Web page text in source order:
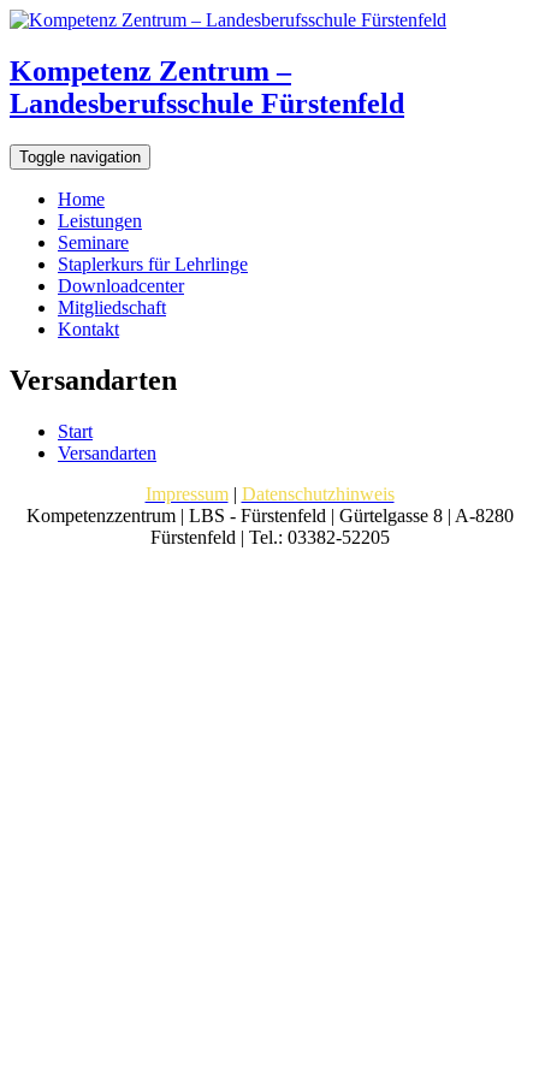
Kompetenz Zentrum –
Landesberufsschule Fürstenfeld
Toggle navigation
Home
Leistungen
Seminare
Staplerkurs für Lehrlinge
Downloadcenter
Mitgliedschaft
Kontakt
Versandarten
Start
Versandarten
Impressum| Datenschutzhinweis
Kompetenzzentrum | LBS - Fürstenfeld | Gürtelgasse 8 | A-8280
Fürstenfeld | Tel.: 03382-52205